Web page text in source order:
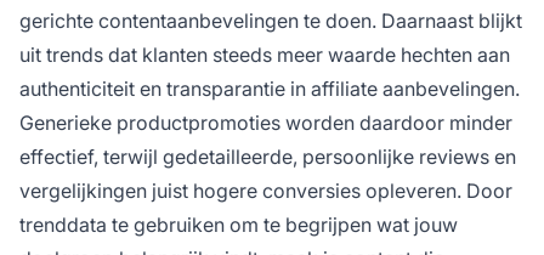
gerichte contentaanbevelingen te doen. Daarnaast blijkt
uit trends dat klanten steeds meer waarde hechten aan
authenticiteit en transparantie in affiliate aanbevelingen.
Generieke productpromoties worden daardoor minder
effectief, terwijl gedetailleerde, persoonlijke reviews en
vergelijkingen juist hogere conversies opleveren. Door
trenddata te gebruiken om te begrijpen wat jouw